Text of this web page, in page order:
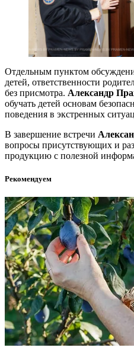
Отдельным пунктом
детей, ответственности
без присмотра. Александр
обучать детей основам
поведения в экстренных
В завершение встречи
вопросы присутствующих и
продукцию с полезной
Рекомендуем